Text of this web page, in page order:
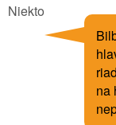
Niekto
na